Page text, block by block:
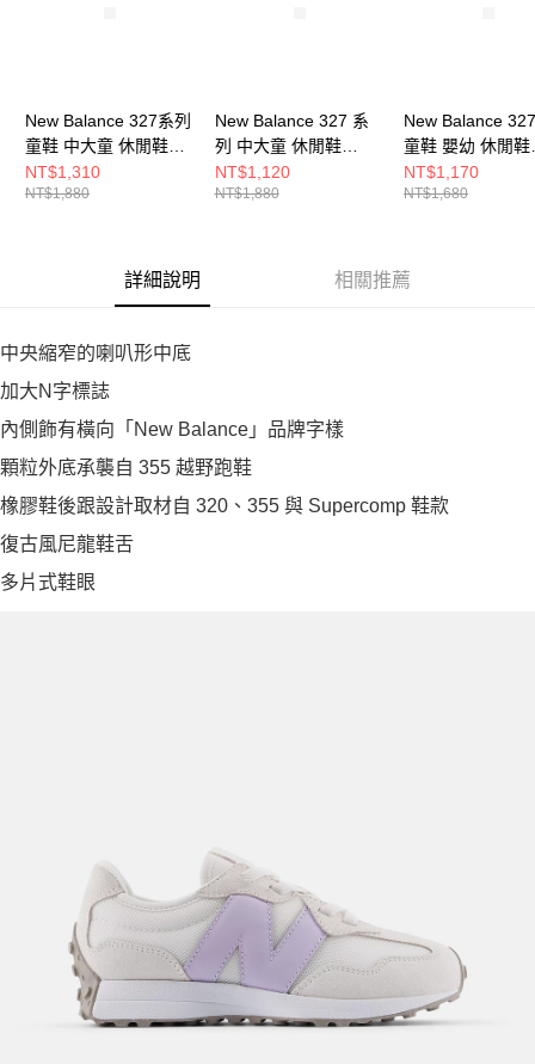
New Balance 327系列
童鞋 中大童 休閒鞋
PH327LW-W
NT$1,310
NT$1,880
New Balance 327 系
列 中大童 休閒鞋
PH327BD-W
NT$1,120
NT$1,880
New Balance
童鞋 嬰幼 休閒鞋
NW327LG-W
NT$1,170
NT$1,680
詳細說明 相關推薦
中央縮窄的喇叭形中底
加大N字標誌
內側飾有橫向「New Balance」品牌字樣
顆粒外底承襲自 355 越野跑鞋
橡膠鞋後跟設計取材自 320、355 與 Supercomp 鞋款
復古風尼龍鞋舌
多片式鞋眼